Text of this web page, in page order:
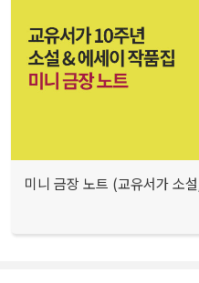
미니 금장 노트 (교유서가 소